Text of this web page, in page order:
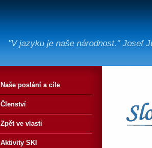
"V jazyku je naše národnost." Josef
Naše poslání a cíle
Členství
Zpět ve vlasti
Aktivity SKI